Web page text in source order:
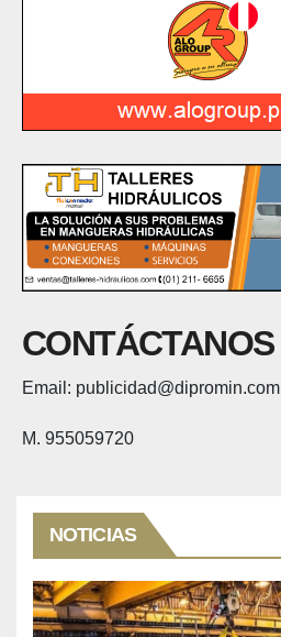
CONTÁCTANOS
Email: publicidad@dipromin.com
M. 955059720
NOTICIAS